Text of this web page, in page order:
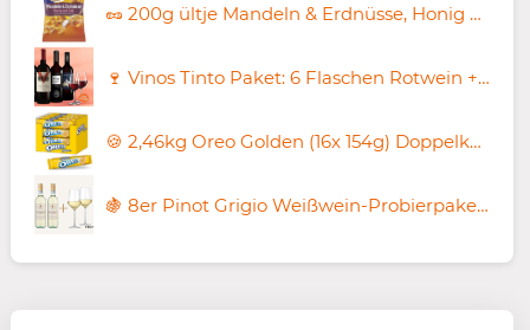
🥜 200g ültje Mandeln & Erdnüsse, Honig & Salz ab 2,20€ (statt 3,49€)
🍷 Vinos Tinto Paket: 6 Flaschen Rotwein + 2 Gläser für nur 25,99€ (statt 53€)
🍪 2,46kg Oreo Golden (16x 154g) Doppelkeks mit Crème-Füllung ab 17,99€ (statt 29€)
🍇 8er Pinot Grigio Weißwein-Probierpaket inkl. 2 Gläser für 39,90€ (statt 84€)